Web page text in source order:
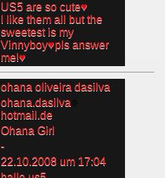
US5 are so cute♥
I like them all but the
sweetest is my
Vinnyboy♥pls answer
me!♥
ohana oliveira dasilva
ohana.dasilva
hotmail.de
Ohana Girl
-
22.10.2008 um 17:04